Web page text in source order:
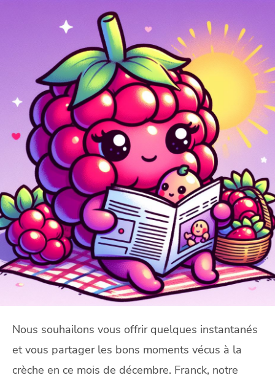
Nous souhailons vous offrir quelques instantanés
et vous partager les bons moments vécus à la
crèche en ce mois de décembre. Franck, notre